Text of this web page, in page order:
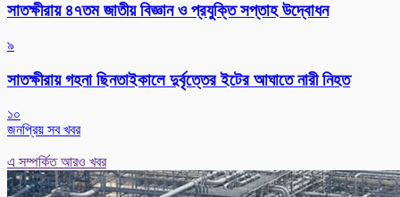
সাতক্ষীরায় ৪৭তম জাতীয় বিজ্ঞান ও প্রযুক্তি সপ্তাহ উদ্বোধন
৯
সাতক্ষীরায় গহনা ছিনতাইকালে দুর্বৃত্তের ইটের আঘাতে নারী নিহত
১০
জনপ্রিয় সব খবর
এ সম্পর্কিত আরও খবর